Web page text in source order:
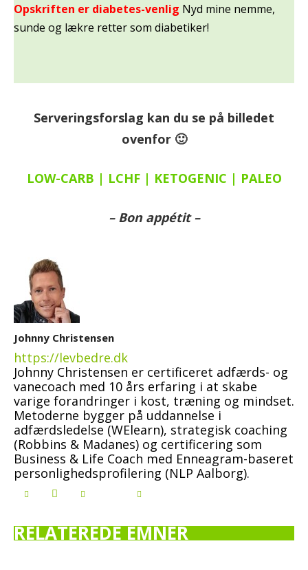
Opskriften er diabetes-venlig Nyd mine nemme,
sunde og lækre retter som diabetiker!
Serveringsforslag kan du se på billedet
ovenfor 🙂
LOW-CARB | LCHF | KETOGENIC | PALEO
– Bon appétit –
Johnny Christensen
https://levbedre.dk
Johnny Christensen er certificeret adfærds- og
vanecoach med 10 års erfaring i at skabe
varige forandringer i kost, træning og mindset.
Metoderne bygger på uddannelse i
adfærdsledelse (WElearn), strategisk coaching
(Robbins & Madanes) og certificering som
Business & Life Coach med Enneagram-baseret
personlighedsprofilering (NLP Aalborg).
RELATEREDE EMNER